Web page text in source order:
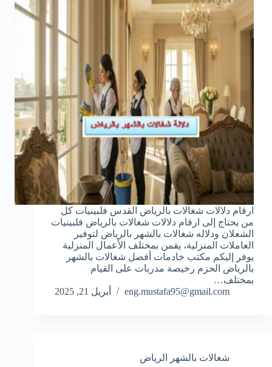
ارقام دلالات شغالات بالرياض القدس فلبينيات كل
من يحتاج إلى ارقام دلالات شغالات بالرياض فلبينيات
الشعلان ودلاله شغالات بالشهر بالرياض لتوفير
العاملات المنزلية، يقمن بمختلف الأعمال المنزلية
يوفر إليكم مكتب خادمات أفضل شغالات بالشهر
بالرياض الحزم رخيصة مدربات على القيام
بمختلف…
eng.mustafa95@gmail.com
أبريل 21, 2025
شغالات بالشهر الرياض